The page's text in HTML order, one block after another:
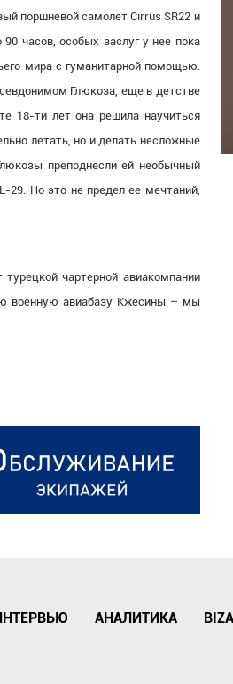
поршневой самолет Cirrus SR22 и
часов, особых заслуг у нее пока
мира с гуманитарной помощью.
Глюкоза, еще в детстве
18-ти лет она решила научиться
летать, но и делать несложные
преподнесли ей необычный
29. Но это не предел ее мечтаний,
чартерной авиакомпании
военную авиабазу Кжесины – мы
АНАЛИТИКА